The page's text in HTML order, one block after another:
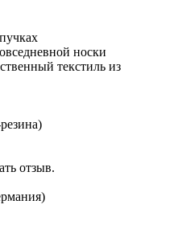
носки
текстиль из
отзыв.